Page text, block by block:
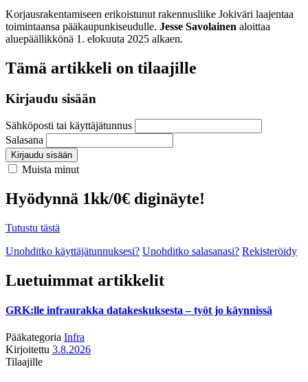
Korjausrakentamiseen erikoistunut rakennusliike Jokiväri laajentaa
toimintaansa pääkaupunkiseudulle. Jesse Savolainen aloittaa
aluepäällikkönä 1. elokuuta 2025 alkaen.
Tämä artikkeli on tilaajille
Kirjaudu sisään
Sähköposti tai käyttäjätunnus
Salasana
Kirjaudu sisään
Muista minut
Hyödynnä 1kk/0€ diginäyte!
Tutustu tästä
Unohditko käyttäjätunnuksesi? Unohditko salasanasi? Rekisteröidy
Luetuimmat artikkelit
GRK:lle infraurakka datakeskuksesta – työt jo käynnissä
Pääkategoria Infra
Kirjoitettu 3.8.2026
Tilaajille